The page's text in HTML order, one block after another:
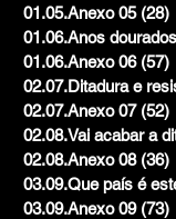
01.05.Anexo 05 (28)
01.06.Anos dourados
01.06.Anexo 06 (57)
02.07.Ditadura e
02.07.Anexo 07 (52)
02.08.Vai acabar a
02.08.Anexo 08 (36)
03.09.Que país é
03.09.Anexo 09 (73)